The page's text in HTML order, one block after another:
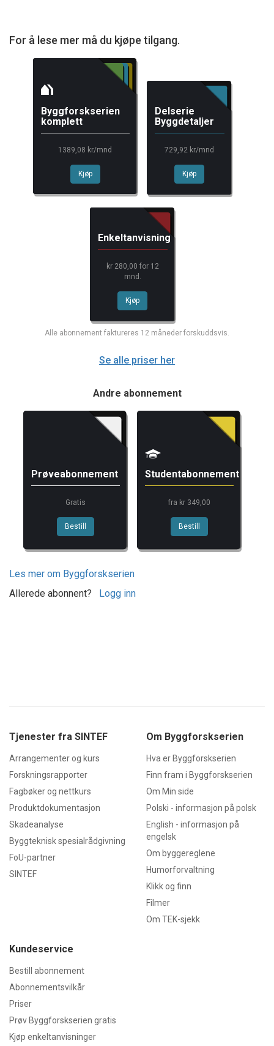
For å lese mer må du kjøpe tilgang.
Kjøp
1389,08 kr/mnd
Byggforskserien
komplett
Kjøp
729,92 kr/mnd
Delserie
Byggdetaljer
Kjøp
kr 280,00 for 12
mnd.
Enkeltanvisning
Alle abonnement faktureres 12 måneder forskuddsvis.
Se alle priser her
Andre abonnement
Bestill
Gratis
Prøveabonnement
Bestill
fra kr 349,00
Studentabonnement
Les mer om Byggforskserien
Allerede abonnent? Logg inn
21 Friskluftinntak
3
Plassering av friskluftinntak
31
Generelt
33 Lavblokker, småhus m.v.
34 Bygninger med bare mekanisk
4
Plassering av avkast
Bygninger med kun mekanisk
5
Utforming
51 Generelt
friskluftinntak
53
avkast
Tjenester fra SINTEF
Arrangementer og kurs
Forskningsrapporter
Fagbøker og nettkurs
Produktdokumentasjon
Skadeanalyse
Byggteknisk spesialrådgivning
FoU-partner
SINTEF
Om Byggforskserien
Hva er Byggforskserien
Finn fram i Byggforskserien
Om Min side
Polski - informasjon på polsk
English - informasjon på
engelsk
Om byggereglene
Humorforvaltning
Klikk og finn
Filmer
Om TEK-sjekk
Kundeservice
Bestill abonnement
Abonnementsvilkår
Priser
Prøv Byggforskserien gratis
Kjøp enkeltanvisninger